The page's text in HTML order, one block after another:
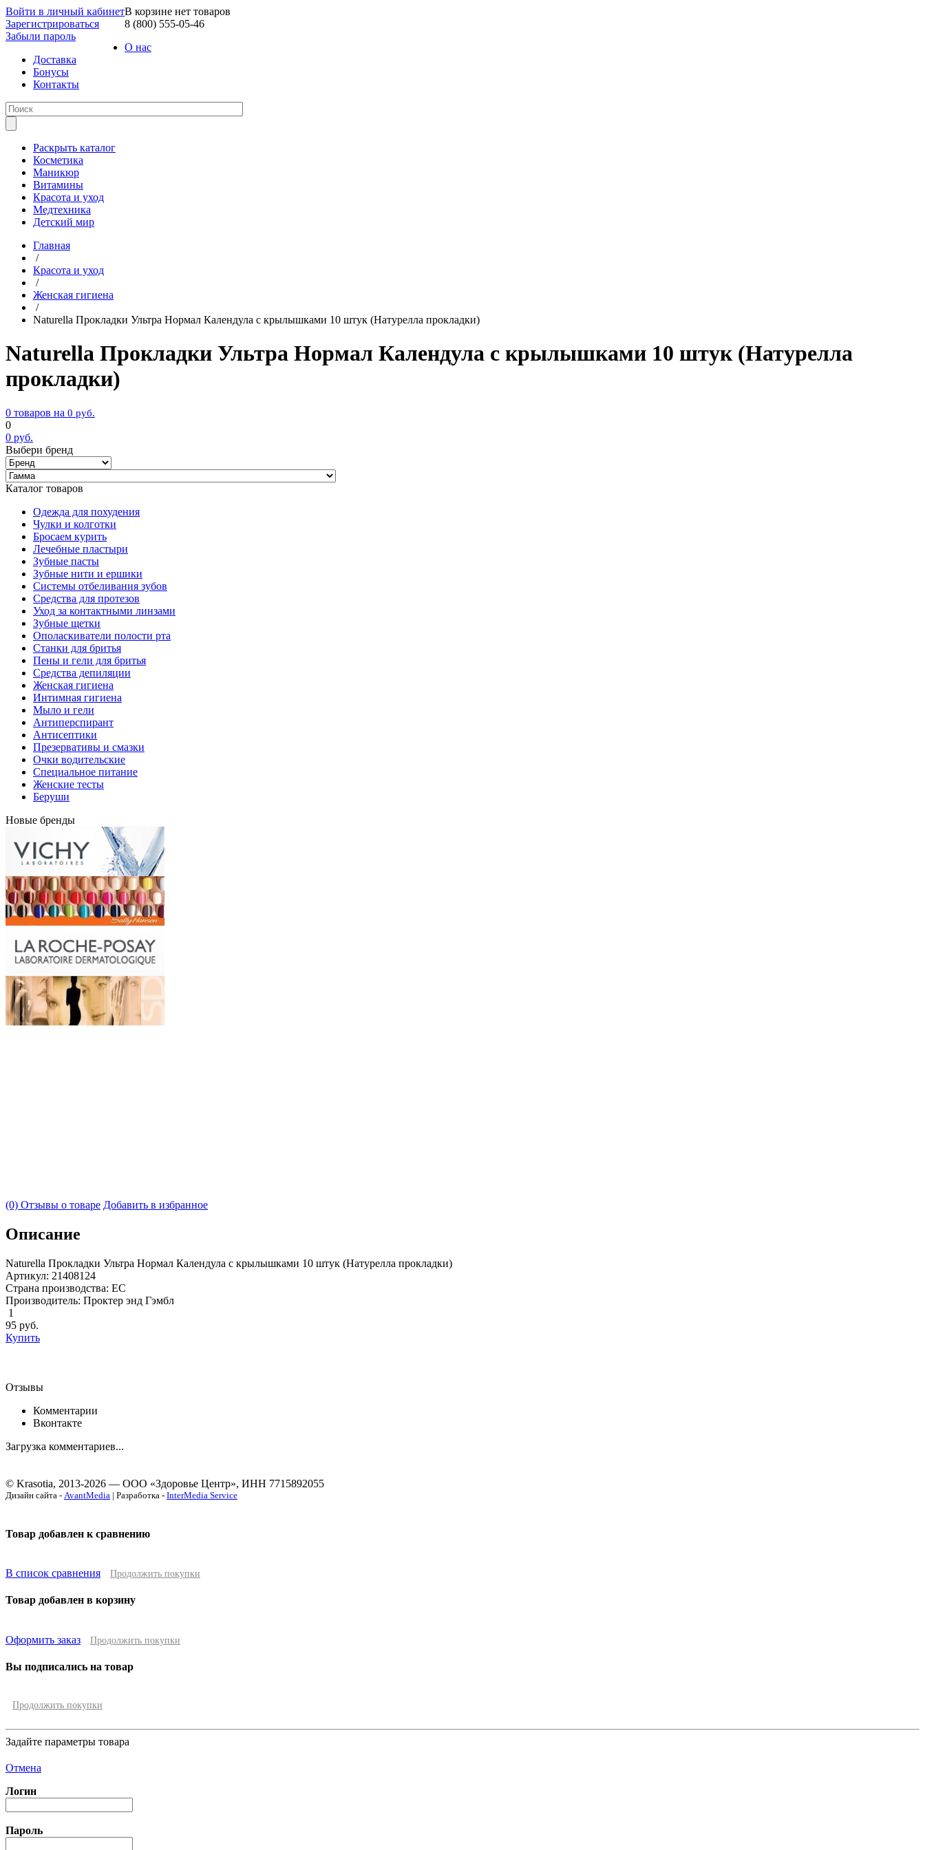
Войти в личный кабинет
Зарегистрироваться
Забыли пароль
В корзине нет товаров
8 (800) 555-05-46
О нас
Доставка
Бонусы
Контакты
Раскрыть каталог
Косметика
Маникюр
Витамины
Красота и уход
Медтехника
Детский мир
Главная
/
Красота и уход
/
Женская гигиена
/
Naturella Прокладки Ультра Нормал Календула с крылышками 10 штук (Натурелла прокладки)
Naturella Прокладки Ультра Нормал Календула с крылышками 10 штук (Натурелла
прокладки)
0 товаров на 0 руб.
0
0 руб.
Выбери бренд
Каталог товаров
Одежда для похудения
Чулки и колготки
Бросаем курить
Лечебные пластыри
Зубные пасты
Зубные нити и ершики
Системы отбеливания зубов
Средства для протезов
Уход за контактными линзами
Зубные щетки
Ополаскиватели полости рта
Станки для бритья
Пены и гели для бритья
Средства депиляции
Женская гигиена
Интимная гигиена
Мыло и гели
Антиперспирант
Антисептики
Презервативы и смазки
Очки водительские
Специальное питание
Женские тесты
Беруши
Новые бренды
(0) Отзывы о товаре Добавить в избранное
Описание
Naturella Прокладки Ультра Нормал Календула с крылышками 10 штук (Натурелла прокладки)
Артикул: 21408124
Страна производства: ЕС
Производитель: Проктер энд Гэмбл
1
95 руб.
Купить
Отзывы
Комментарии
Вконтакте
Загрузка комментариев...
© Krasotia, 2013-2026 — ООО «Здоровье Центр», ИНН 7715892055
Дизайн сайта - AvantMedia | Разработка - InterMedia Service
Товар добавлен к сравнению
В список сравнения Продолжить покупки
Товар добавлен в корзину
Оформить заказ Продолжить покупки
Вы подписались на товар
Продолжить покупки
Задайте параметры товара
Отмена
Логин
Пароль